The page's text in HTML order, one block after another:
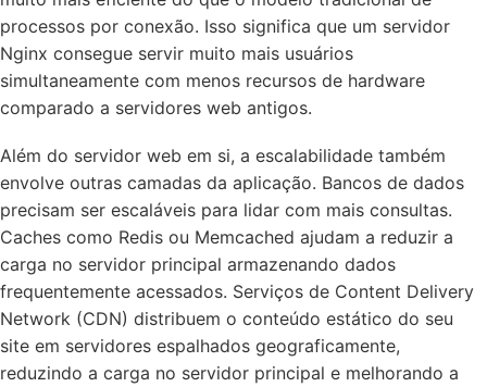
processos por conexão. Isso significa que um servidor
Nginx consegue servir muito mais usuários
simultaneamente com menos recursos de hardware
comparado a servidores web antigos.
Além do servidor web em si, a escalabilidade também
envolve outras camadas da aplicação. Bancos de dados
precisam ser escaláveis para lidar com mais consultas.
Caches como Redis ou Memcached ajudam a reduzir a
carga no servidor principal armazenando dados
frequentemente acessados. Serviços de Content Delivery
Network (CDN) distribuem o conteúdo estático do seu
site em servidores espalhados geograficamente,
reduzindo a carga no servidor principal e melhorando a